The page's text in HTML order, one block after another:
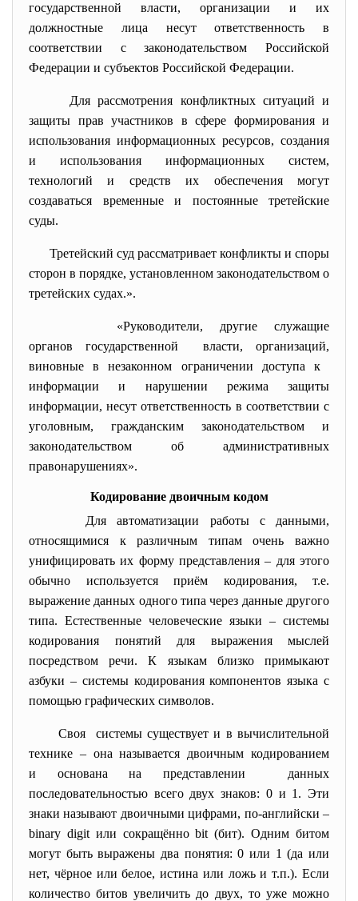
государственной власти, организации и их
должностные лица несут ответственность в
соответствии с законодательством Российской
Федерации и субъектов Российской Федерации.
Для рассмотрения конфликтных ситуаций и
защиты прав участников в сфере формирования и
использования информационных ресурсов, создания
и использования информационных систем,
технологий и средств их обеспечения могут
создаваться временные и постоянные третейские
суды.
Третейский суд рассматривает конфликты и споры
сторон в порядке, установленном законодательством о
третейских судах.».
«Руководители, другие служащие
органов государственной власти, организаций,
виновные в незаконном ограничении доступа к
информации и нарушении режима защиты
информации, несут ответственность в соответствии с
уголовным, гражданским законодательством и
законодательством об административных
правонарушениях».
Кодирование двоичным кодом
Для автоматизации работы с данными,
относящимися к различным типам очень важно
унифицировать их форму представления – для этого
обычно используется приём кодирования, т.е.
выражение данных одного типа через данные другого
типа. Естественные человеческие языки – системы
кодирования понятий для выражения мыслей
посредством речи. К языкам близко примыкают
азбуки – системы кодирования компонентов языка с
помощью графических символов.
Своя системы существует и в вычислительной
технике – она называется двоичным кодированием
и основана на представлении данных
последовательностью всего двух знаков: 0 и 1. Эти
знаки называют двоичными цифрами, по-английски –
binary digit или сокращённо bit (бит). Одним битом
могут быть выражены два понятия: 0 или 1 (да или
нет, чёрное или белое, истина или ложь и т.п.). Если
количество битов увеличить до двух, то уже можно